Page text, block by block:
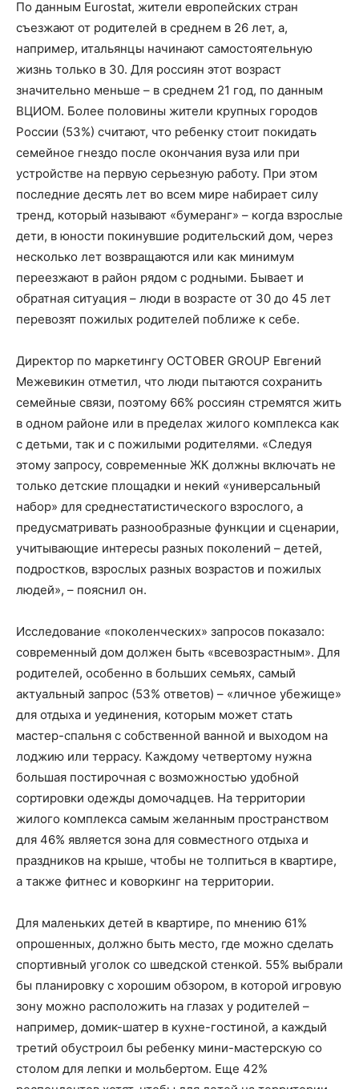
По данным Eurostat, жители европейских стран
съезжают от родителей в среднем в 26 лет, а,
например, итальянцы начинают самостоятельную
жизнь только в 30. Для россиян этот возраст
значительно меньше – в среднем 21 год, по данным
ВЦИОМ. Более половины жители крупных городов
России (53%) считают, что ребенку стоит покидать
семейное гнездо после окончания вуза или при
устройстве на первую серьезную работу. При этом
последние десять лет во всем мире набирает силу
тренд, который называют «бумеранг» – когда взрослые
дети, в юности покинувшие родительский дом, через
несколько лет возвращаются или как минимум
переезжают в район рядом с родными. Бывает и
обратная ситуация – люди в возрасте от 30 до 45 лет
перевозят пожилых родителей поближе к себе.
Директор по маркетингу OCTOBER GROUP Евгений
Межевикин отметил, что люди пытаются сохранить
семейные связи, поэтому 66% россиян стремятся жить
в одном районе или в пределах жилого комплекса как
с детьми, так и с пожилыми родителями. «Следуя
этому запросу, современные ЖК должны включать не
только детские площадки и некий «универсальный
набор» для среднестатистического взрослого, а
предусматривать разнообразные функции и сценарии,
учитывающие интересы разных поколений – детей,
подростков, взрослых разных возрастов и пожилых
людей», – пояснил он.
Исследование «поколенческих» запросов показало:
современный дом должен быть «всевозрастным». Для
родителей, особенно в больших семьях, самый
актуальный запрос (53% ответов) – «личное убежище»
для отдыха и уединения, которым может стать
мастер-спальня с собственной ванной и выходом на
лоджию или террасу. Каждому четвертому нужна
большая постирочная с возможностью удобной
сортировки одежды домочадцев. На территории
жилого комплекса самым желанным пространством
для 46% является зона для совместного отдыха и
праздников на крыше, чтобы не толпиться в квартире,
а также фитнес и коворкинг на территории.
Для маленьких детей в квартире, по мнению 61%
опрошенных, должно быть место, где можно сделать
спортивный уголок со шведской стенкой. 55% выбрали
бы планировку с хорошим обзором, в которой игровую
зону можно расположить на глазах у родителей –
например, домик-шатер в кухне-гостиной, а каждый
третий обустроил бы ребенку мини-мастерскую со
столом для лепки и мольбертом. Еще 42%